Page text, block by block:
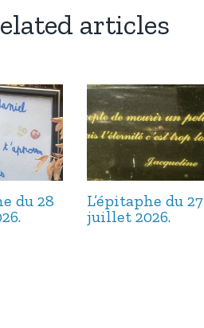
articles
du 28
L’épitaphe du 27
juillet 2026.